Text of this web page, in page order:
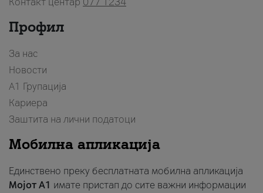
Профил
За нас
Новости
А1 Групација
Кариера
Заштита на лични податоци
Мобилна апликација
Единствено преку бесплатната мобилна апликација
Мојот A1 имате пристап до сите важни информации